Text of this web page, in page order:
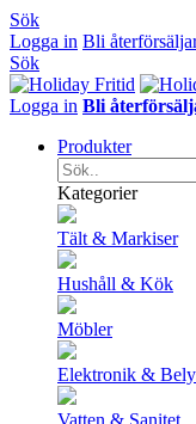
Sök
Logga in Bli
Sök
Logga in Bli
Produkter
Kategorier
Tält & Markiser
Hushåll & Kök
Möbler
Elektronik &
Vatten & Sanitet